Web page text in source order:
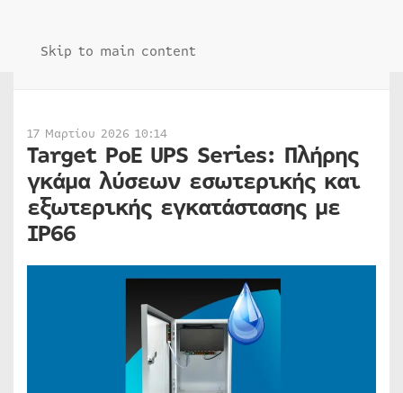
Skip to main content
17 Μαρτίου 2026 10:14
Target PoE UPS Series: Πλήρης
γκάμα λύσεων εσωτερικής και
εξωτερικής εγκατάστασης με
IP66